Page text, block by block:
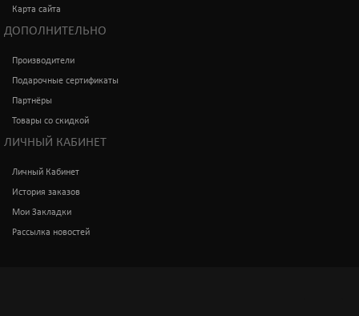
Карта сайта
ДОПОЛНИТЕЛЬНО
Производители
Подарочные сертификаты
Партнёры
Товары со скидкой
ЛИЧНЫЙ КАБИНЕТ
Личный Кабинет
История заказов
Мои Закладки
Рассылка новостей